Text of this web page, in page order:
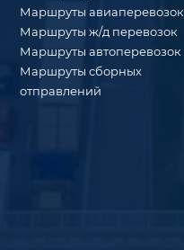
Маршруты авиаперевозок
Маршруты ж/д перевозок
Маршруты автоперевозок
Маршруты сборных
отправлений